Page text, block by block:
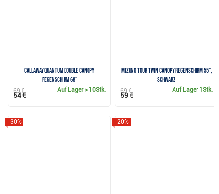
Callaway QUANTUM Double Canopy
Regenschirm 68"
Auf Lager> 10Stk.
69 €
54 €
Mizuno Tour Twin Canopy Regenschirm 55",
schwarz
Auf Lager 1Stk.
69 €
59 €
-30% -20%